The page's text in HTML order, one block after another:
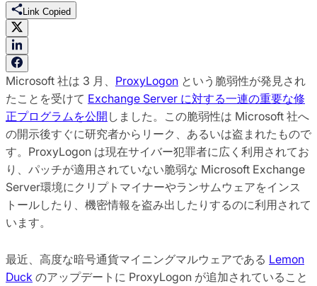
Link Copied
Microsoft 社は 3 月、 ProxyLogon という脆弱性が発見され
たことを受けて Exchange Server に対する一連の重要な修
正プログラムを公開 しました。この脆弱性は Microsoft 社へ
の開示後すぐに研究者からリーク、あるいは盗まれたもので
す。ProxyLogon は現在サイバー犯罪者に広く利用されてお
り、パッチが適用されていない脆弱な Microsoft Exchange
Server環境にクリプトマイナーやランサムウェアをインス
トールしたり、機密情報を盗み出したりするのに利用されて
います。
最近、高度な暗号通貨マイニングマルウェアである Lemon
Duck のアップデートに ProxyLogon が追加されていること